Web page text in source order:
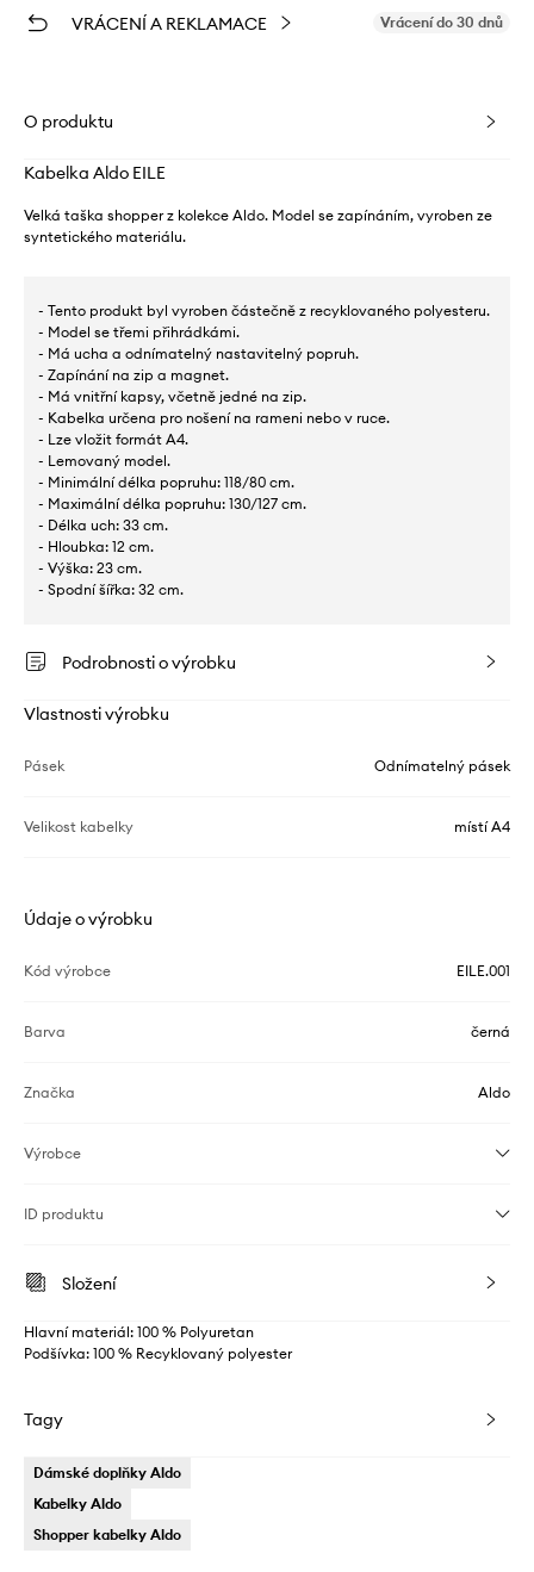
VRÁCENÍ A REKLAMACE Vrácení do 30 dnů
O produktu
Kabelka Aldo EILE
Velká taška shopper z kolekce Aldo. Model se zapínáním, vyroben ze
syntetického materiálu.
- Tento produkt byl vyroben částečně z recyklovaného polyesteru.
- Model se třemi přihrádkámi.
- Má ucha a odnímatelný nastavitelný popruh.
- Zapínání na zip a magnet.
- Má vnitřní kapsy, včetně jedné na zip.
- Kabelka určena pro nošení na rameni nebo v ruce.
- Lze vložit formát A4.
- Lemovaný model.
- Minimální délka popruhu: 118/80 cm.
- Maximální délka popruhu: 130/127 cm.
- Délka uch: 33 cm.
- Hloubka: 12 cm.
- Výška: 23 cm.
- Spodní šířka: 32 cm.
Podrobnosti o výrobku
Vlastnosti výrobku
Pásek Odnímatelný pásek
Velikost kabelky místí A4
Údaje o výrobku
Kód výrobce EILE.001
Barva černá
Značka Aldo
Výrobce
ID produktu
Složení
Hlavní materiál: 100 % Polyuretan
Podšívka: 100 % Recyklovaný polyester
Tagy
Dámské doplňky Aldo
Kabelky Aldo
Shopper kabelky Aldo